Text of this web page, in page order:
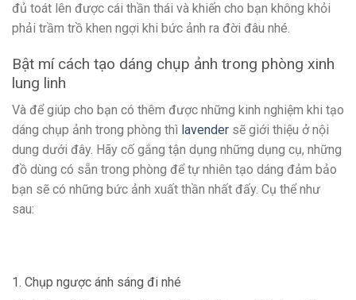
đủ toát lên được cái thần thái và khiến cho bạn không khỏi
phải trầm trồ khen ngợi khi bức ảnh ra đời đâu nhé.
Bật mí cách tạo dáng chụp ảnh trong phòng xinh
lung linh
Và để giúp cho bạn có thêm được những kinh nghiệm khi tạo
dáng chụp ảnh trong phòng thì lavender sẽ giới thiệu ở nội
dung dưới đây. Hãy cố gắng tận dụng những dụng cụ, những
đồ dùng có sẵn trong phòng để tự nhiên tạo dáng đảm bảo
bạn sẽ có những bức ảnh xuất thần nhất đấy. Cụ thể như
sau:
1. Chụp ngược ánh sáng đi nhé